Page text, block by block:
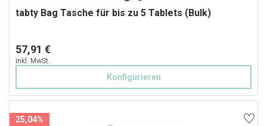
tabty Bag Tasche für bis zu 5 Tablets (Bulk)
57,91 €
inkl. MwSt.
Konfigurieren
25,04%